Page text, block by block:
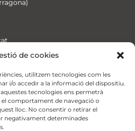
de cookies
utilitzem tecnologies com les
i/o accedir a la informació del dispositiu.
tecnologies ens permetrà
el comportament de navegació o
lloc. No consentir o retirar el
negativament determinades
23
(Tarragona)